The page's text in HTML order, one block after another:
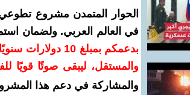
الحوار المتمدن مشروع
في العالم العربي. ولضمان
بدعمكم بمبلغ
والمستقل، ليبقى صوتًا قويًا
والمشاركة في دعم هذا